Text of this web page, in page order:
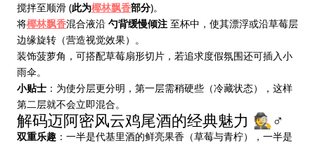
搅拌至顺滑 (此为椰林飘香部分)。
将椰林飘香混合液沿 勺背缓慢倾注 至杯中，使其漂浮或沿草莓层
边缘旋转（营造视觉效果）。
装饰菠萝角，可搭配草莓扇形切片，若追求度假氛围还可插入小
雨伞。
小贴士 ：为使分层更分明，第一层需稍硬些（冷藏状态），这样
第二层就不会立即混合。
解码迈阿密风云鸡尾酒的经典魅力 🕵️♂
双重乐趣 ：一半是代基里酒的鲜亮果香（草莓与青柠），一半是